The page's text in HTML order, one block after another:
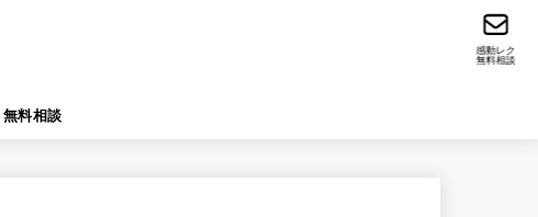
無料相談
感動レク
無料相談